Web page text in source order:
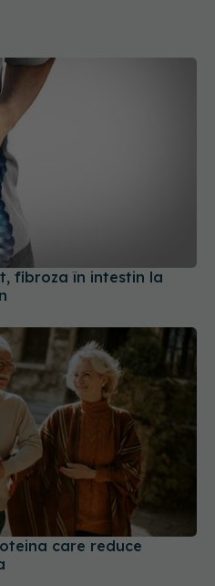
fibroza în intestin la
care reduce